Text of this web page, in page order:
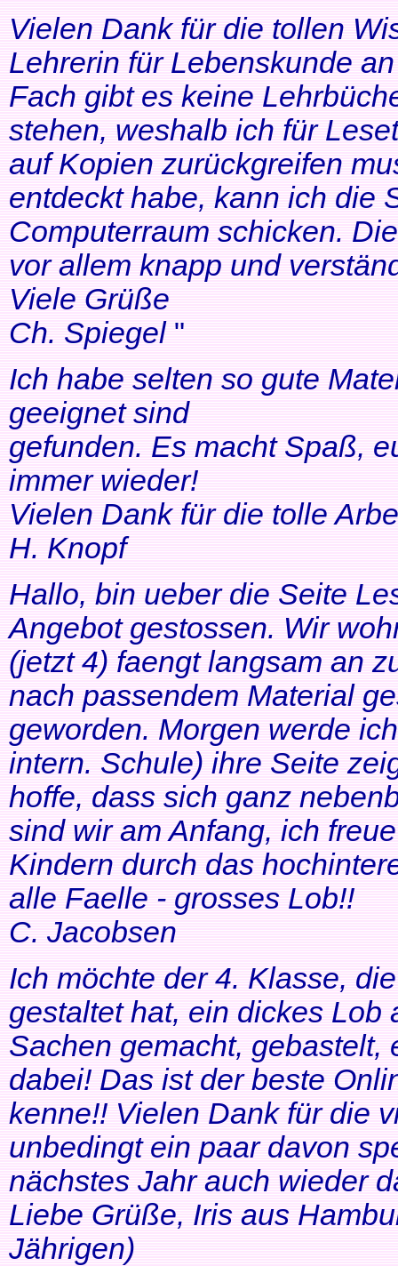
Vielen Dank für die tollen
Lehrerin für Lebenskunde
Fach gibt es keine
stehen, weshalb ich für
auf Kopien zurückgreifen
entdeckt habe, kann ich die
Computerraum schicken.
vor allem knapp und
Viele Grüße
Ch. Spiegel"
Ich habe selten so gute
geeignet sind
gefunden. Es macht Spaß,
immer wieder!
Vielen Dank für die tolle
H. Knopf
Hallo, bin ueber die Seite
Angebot gestossen. Wir
(jetzt 4) faengt langsam an
nach passendem Material
geworden. Morgen werde
intern. Schule) ihre Seite
hoffe, dass sich ganz
sind wir am Anfang, ich
Kindern durch das
alle Faelle - grosses Lob!!
C. Jacobsen
Ich möchte der 4. Klasse,
gestaltet hat, ein dickes Lob
Sachen gemacht, gebastelt,
dabei! Das ist der beste
kenne!! Vielen Dank für die
unbedingt ein paar davon
nächstes Jahr auch wieder
Liebe Grüße, Iris aus
Jährigen)